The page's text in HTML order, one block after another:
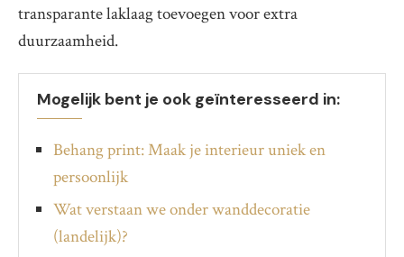
transparante laklaag toevoegen voor extra
duurzaamheid.
Mogelijk bent je ook geïnteresseerd in:
Behang print: Maak je interieur uniek en
persoonlijk
Wat verstaan we onder wanddecoratie
(landelijk)?